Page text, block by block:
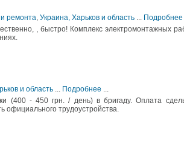
ремонта, Украина, Харьков и область ... Подробнее
, быстро! Комплекс электромонтажных
и область ... Подробнее ...
(400 - 450 грн. / день) в бригаду. Оплата
официального трудоустройства.